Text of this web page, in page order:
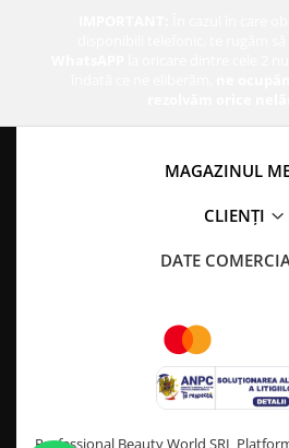
MAGAZINUL
CLIENȚI
DATE
Professional Beauty World SRL